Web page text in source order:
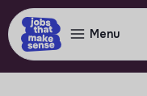
Menu